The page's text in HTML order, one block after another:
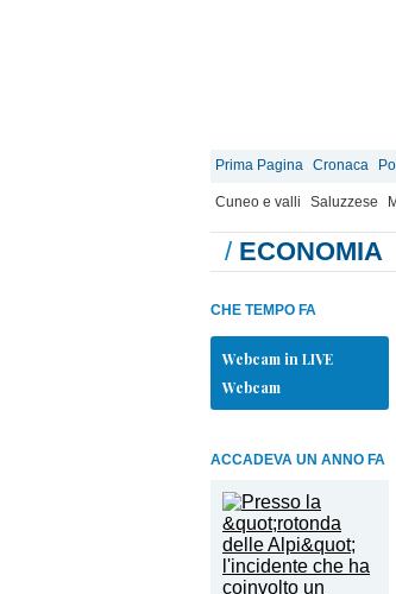
Prima Pagina Cronaca
Cuneo e valli Saluzzese
/ ECONOMIA
CHE TEMPO FA
Webcam in LIVE
Webcam
ACCADEVA UN ANNO FA